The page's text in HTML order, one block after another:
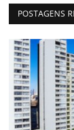
POSTAGENS